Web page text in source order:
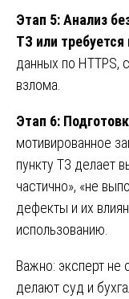
Этап 5: Анализ
ТЗ или требуется
данных по HTTPS,
взлома.
Этап 6:
мотивированное
пункту ТЗ делает
частично», «не
дефекты и их
использованию.
Важно: эксперт не
делают суд и